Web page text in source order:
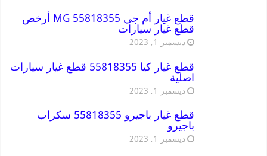
قطع غيار أم جي MG 55818355 أرخص
قطع غيار سيارات
ديسمبر 1, 2023
قطع غيار كيا 55818355 قطع غيار سيارات
اصلية
ديسمبر 1, 2023
قطع غيار باجيرو 55818355 سكراب
باجيرو
ديسمبر 1, 2023